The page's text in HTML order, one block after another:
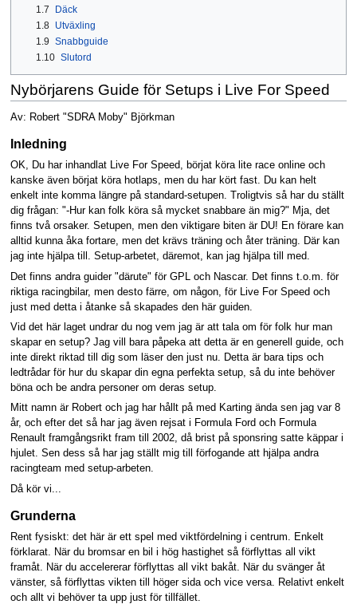
1.7
Däck
1.8 Utväxling
1.9 Snabbguide
1.10 Slutord
Nybörjarens Guide för Setups i Live For Speed
Av: Robert "SDRA Moby" Björkman
Inledning
OK, Du har inhandlat Live For Speed, börjat köra lite race online och
kanske även börjat köra hotlaps, men du har kört fast. Du kan helt
enkelt inte komma längre på standard-setupen. Troligtvis så har du ställt
dig frågan: "-Hur kan folk köra så mycket snabbare än mig?" Mja, det
finns två orsaker. Setupen, men den viktigare biten är DU! En förare kan
alltid kunna åka fortare, men det krävs träning och åter träning. Där kan
jag inte hjälpa till. Setup-arbetet, däremot, kan jag hjälpa till med.
Det finns andra guider "därute" för GPL och Nascar. Det finns t.o.m. för
riktiga racingbilar, men desto färre, om någon, för Live For Speed och
just med detta i åtanke så skapades den här guiden.
Vid det här laget undrar du nog vem jag är att tala om för folk hur man
skapar en setup? Jag vill bara påpeka att detta är en generell guide, och
inte direkt riktad till dig som läser den just nu. Detta är bara tips och
ledtrådar för hur du skapar din egna perfekta setup, så du inte behöver
böna och be andra personer om deras setup.
Mitt namn är Robert och jag har hållt på med Karting ända sen jag var 8
år, och efter det så har jag även rejsat i Formula Ford och Formula
Renault framgångsrikt fram till 2002, då brist på sponsring satte käppar i
hjulet. Sen dess så har jag ställt mig till förfogande att hjälpa andra
racingteam med setup-arbeten.
Då kör vi...
Grunderna
Rent fysiskt: det här är ett spel med viktfördelning i centrum. Enkelt
förklarat. När du bromsar en bil i hög hastighet så förflyttas all vikt
framåt. När du accelererar förflyttas all vikt bakåt. När du svänger åt
vänster, så förflyttas vikten till höger sida och vice versa. Relativt enkelt
och allt vi behöver ta upp just för tillfället.